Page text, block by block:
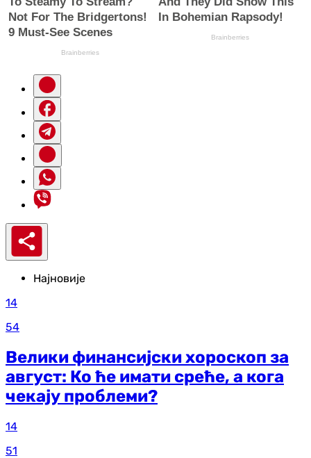
Најновије
14
54
Велики финансијски хороскоп за
август: Ко ће имати среће, а кога
чекају проблеми?
14
51